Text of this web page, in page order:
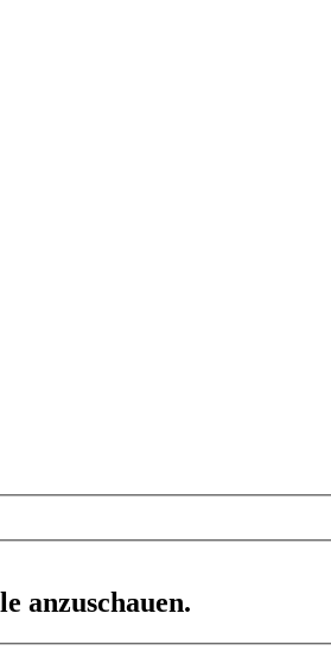
anzuschauen.